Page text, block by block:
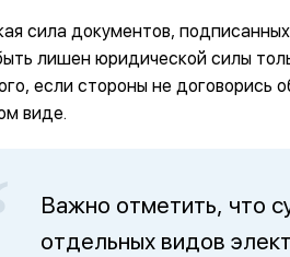
сила документов,
лишен юридической силы
если стороны не договорись
виде.
Важно отметить, что
отдельных видов